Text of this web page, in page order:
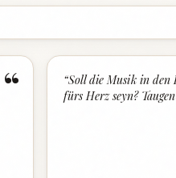
“ “Soll die Musik in den
fürs Herz seyn?